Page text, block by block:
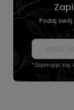
Podaj
*Zapisując się,